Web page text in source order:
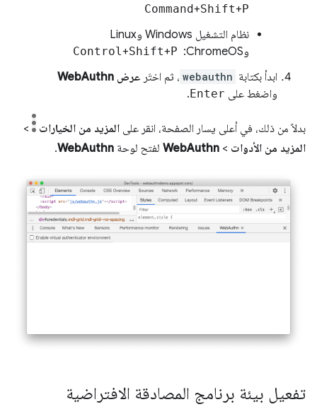
Command+Shift+P
نظام التشغيل Windows وLinux
وChromeOS: ‏
Control+Shift+P
ابدأ بكتابة webauthn ، ثم اختَر عرض WebAuthn
واضغط على Enter
.
بدلاً من ذلك، في أعلى يسار الصفحة، انقر على المزيد من الخيارات
>
المزيد من الأدوات >
WebAuthn لفتح لوحة WebAuthn
.
تفعيل بيئة برنامج المصادقة الافتراضية